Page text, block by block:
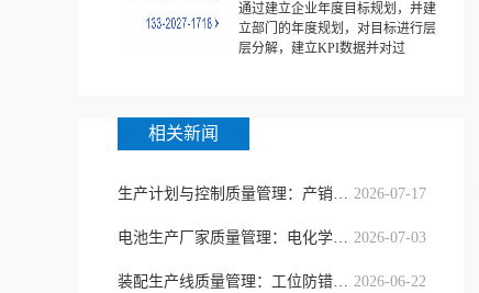
通过建立企业年度目标规划，并建
立部门的年度规划，对目标进行层
层分解，建立KPI数据并对过
相关新闻
生产计划与控制质量管理：产销协同精 2026-07-17
电池生产厂家质量管理：电化学一致性 2026-07-03
装配生产线质量管理：工位防错与节拍 2026-06-22